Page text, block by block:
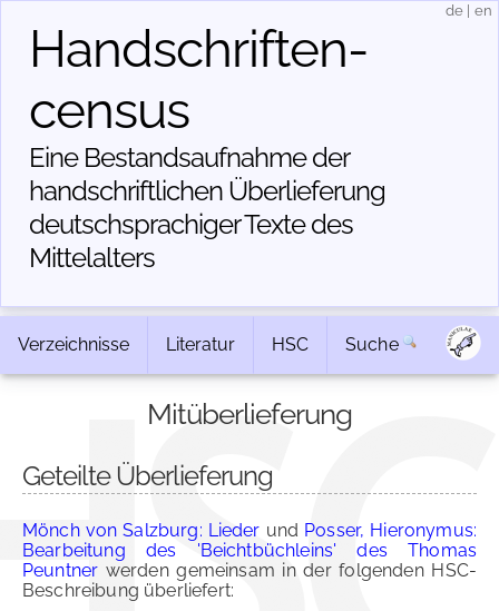
Handschriften­
census
Eine Bestandsaufnahme der
handschriftlichen Über­lieferung
deutschsprachiger Texte des
Mittelalters
de en
Verzeichnisse Literatur HSC Suche
Mitüberlieferung
Geteilte Überlieferung
Mönch von Salzburg: Lieder und Posser, Hieronymus:
Bearbeitung des 'Beichtbüchleins' des Thomas
Peuntner werden gemeinsam in der folgenden HSC-
Beschreibung überliefert: